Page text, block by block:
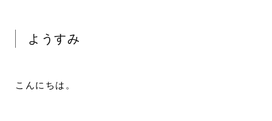
ようすみ
こんにちは。